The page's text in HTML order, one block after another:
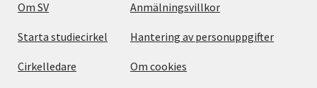
Om SV
Starta studiecirkel
Cirkelledare
Anmälningsvillkor
Hantering av personuppgifter
Om cookies